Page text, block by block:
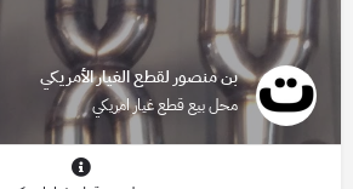
بن منصور لقطع الغيار الأمريكي
محل بيع قطع غيار امريكي